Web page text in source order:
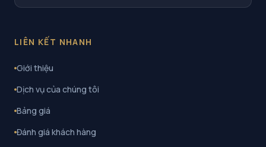
LIÊN KẾT NHANH
Giới thiệu
Dịch vụ của chúng tôi
Bảng giá
Đánh giá khách hàng